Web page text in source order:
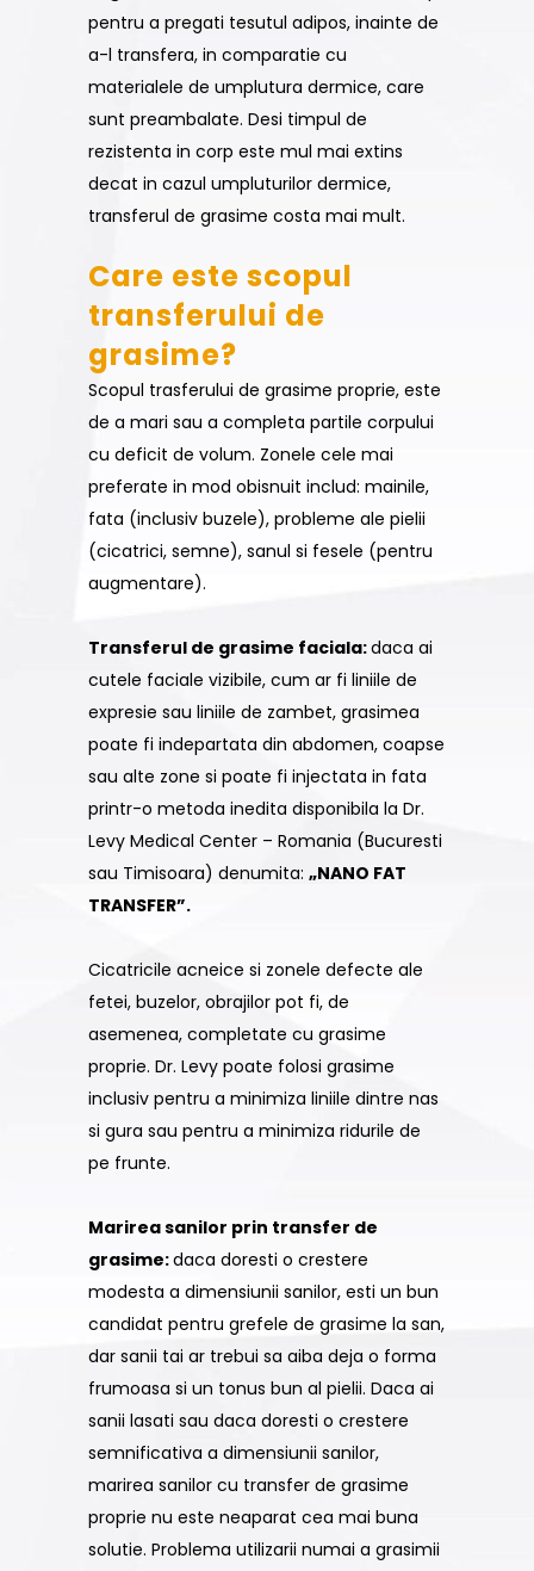
pentru a pregati tesutul adipos, inainte de
a-l transfera, in comparatie cu
materialele de umplutura dermice, care
sunt preambalate. Desi timpul de
rezistenta in corp este mul mai extins
decat in cazul umpluturilor dermice,
transferul de grasime costa mai mult.
Care este scopul
transferului de
grasime?
Scopul trasferului de grasime proprie, este
de a mari sau a completa partile corpului
cu deficit de volum. Zonele cele mai
preferate in mod obisnuit includ: mainile,
fata (inclusiv buzele), probleme ale pielii
(cicatrici, semne), sanul si fesele (pentru
augmentare).
Transferul de grasime faciala:daca ai
cutele faciale vizibile, cum ar fi liniile de
expresie sau liniile de zambet, grasimea
poate fi indepartata din abdomen, coapse
sau alte zone si poate fi injectata in fata
printr-o metoda inedita disponibila la Dr.
Levy Medical Center – Romania (Bucuresti
sau Timisoara) denumita: „NANO FAT
TRANSFER”.
Cicatricile acneice si zonele defecte ale
fetei, buzelor, obrajilor pot fi, de
asemenea, completate cu grasime
proprie. Dr. Levy poate folosi grasime
inclusiv pentru a minimiza liniile dintre nas
si gura sau pentru a minimiza ridurile de
pe frunte.
Marirea sanilor prin transfer de
grasime:daca doresti o crestere
modesta a dimensiunii sanilor, esti un bun
candidat pentru grefele de grasime la san,
dar sanii tai ar trebui sa aiba deja o forma
frumoasa si un tonus bun al pielii. Daca ai
sanii lasati sau daca doresti o crestere
semnificativa a dimensiunii sanilor,
marirea sanilor cu transfer de grasime
proprie nu este neaparat cea mai buna
solutie. Problema utilizarii numai a grasimii